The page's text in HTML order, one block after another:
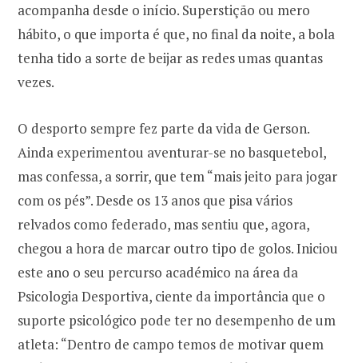
acompanha desde o início. Superstição ou mero
hábito, o que importa é que, no final da noite, a bola
tenha tido a sorte de beijar as redes umas quantas
vezes.
O desporto sempre fez parte da vida de Gerson.
Ainda experimentou aventurar-se no basquetebol,
mas confessa, a sorrir, que tem “mais jeito para jogar
com os pés”. Desde os 13 anos que pisa vários
relvados como federado, mas sentiu que, agora,
chegou a hora de marcar outro tipo de golos. Iniciou
este ano o seu percurso académico na área da
Psicologia Desportiva, ciente da importância que o
suporte psicológico pode ter no desempenho de um
atleta: “Dentro de campo temos de motivar quem